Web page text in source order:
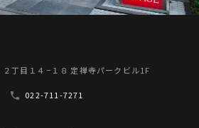
丁目１４−１８ 定禅寺パークビル1F
022-711-7271